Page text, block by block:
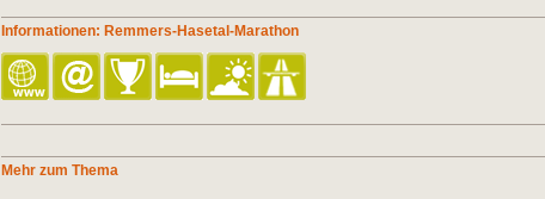
Informationen: Remmers-Hasetal-Marathon
Mehr zum Thema